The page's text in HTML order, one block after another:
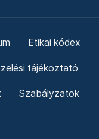
Etikai kódex
tájékoztató
Szabályzatok